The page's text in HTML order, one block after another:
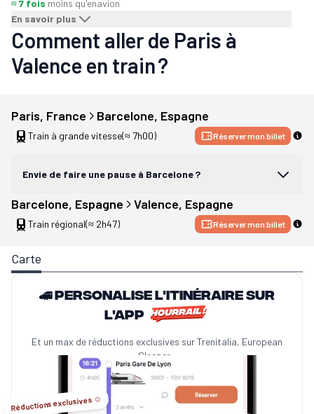
≈ 7 fois moins qu'enavion
En savoir plus
Comment aller de Paris à
Valence en train ?
Paris, France Barcelone, Espagne
Train à grande vitesse(≈ 7h00) Réserver mon billet
Envie de faire une pause à Barcelone ?
Barcelone, Espagne Valence, Espagne
Train régional(≈ 2h47) Réserver mon billet
Carte
🚄 Personalise l'itinéraire sur
l'app
Et un max de réductions exclusives sur Trenitalia, European
Sleeper...
Réductions exclusives ☺️